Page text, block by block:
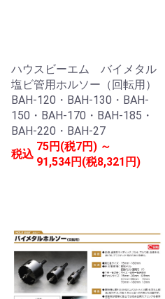
ハウスビーエム バイメタル
塩ビ管用ホルソー（回転用）
BAH-120・BAH-130・BAH-
150・BAH-170・BAH-185・
BAH-220・BAH-27
税込
75円(税7円) ～
91,534円(税8,321円)